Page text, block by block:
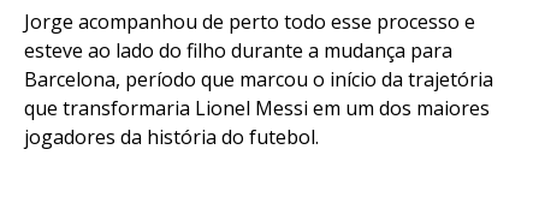
Jorge acompanhou de perto todo esse processo e
esteve ao lado do filho durante a mudança para
Barcelona, período que marcou o início da trajetória
que transformaria Lionel Messi em um dos maiores
jogadores da história do futebol.